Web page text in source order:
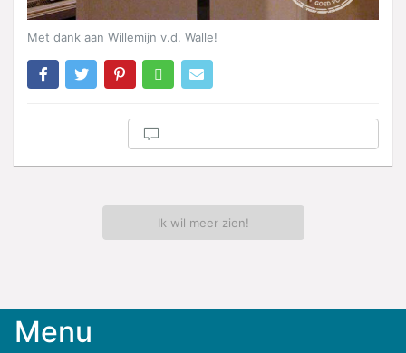
Met dank aan Willemijn v.d. Walle!
Ik wil meer zien!
Meld
Menu